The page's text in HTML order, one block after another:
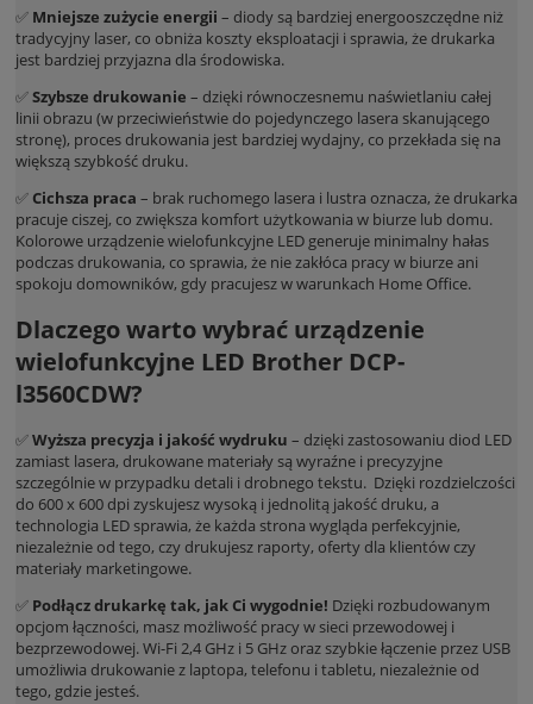
✅ Mniejsze zużycie energii – diody są bardziej energooszczędne niż
tradycyjny laser, co obniża koszty eksploatacji i sprawia, że drukarka
jest bardziej przyjazna dla środowiska.
✅Szybsze drukowanie – dzięki równoczesnemu naświetlaniu całej
linii obrazu (w przeciwieństwie do pojedynczego lasera skanującego
stronę), proces drukowania jest bardziej wydajny, co przekłada się na
większą szybkość druku.
✅ Cichsza praca – brak ruchomego lasera i lustra oznacza, że drukarka
pracuje ciszej, co zwiększa komfort użytkowania w biurze lub domu.
Kolorowe urządzenie wielofunkcyjne LED generuje minimalny hałas
podczas drukowania, co sprawia, że nie zakłóca pracy w biurze ani
spokoju domowników, gdy pracujesz w warunkach Home Office.
Dlaczego warto wybrać urządzenie
wielofunkcyjne LED Brother DCP-
l3560CDW?
✅Wyższa precyzja i jakość wydruku – dzięki zastosowaniu diod LED
zamiast lasera, drukowane materiały są wyraźne i precyzyjne
szczególnie w przypadku detali i drobnego tekstu. Dzięki rozdzielczości
do 600 x 600 dpi zyskujesz wysoką i jednolitą jakość druku, a
technologia LED sprawia, że każda strona wygląda perfekcyjnie,
niezależnie od tego, czy drukujesz raporty, oferty dla klientów czy
materiały marketingowe.
✅ Podłącz drukarkę tak, jak Ci wygodnie! Dzięki rozbudowanym
opcjom łączności, masz możliwość pracy w sieci przewodowej i
bezprzewodowej. Wi-Fi 2,4 GHz i 5 GHz oraz szybkie łączenie przez USB
umożliwia drukowanie z laptopa, telefonu i tabletu, niezależnie od
tego, gdzie jesteś.